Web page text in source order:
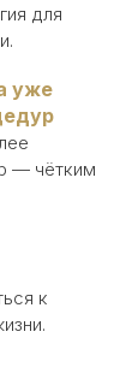
для
уже
— чётким
к